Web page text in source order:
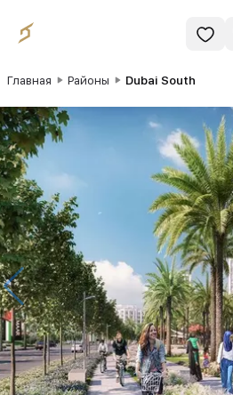
Главная Районы Dubai South